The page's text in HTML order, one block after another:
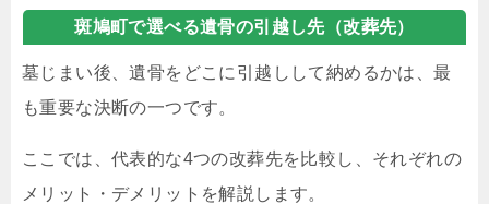
斑鳩町で選べる遺骨の引越し先（改葬先）
墓じまい後、遺骨をどこに引越しして納めるかは、最
も重要な決断の一つです。
ここでは、代表的な4つの改葬先を比較し、それぞれの
メリット・デメリットを解説します。